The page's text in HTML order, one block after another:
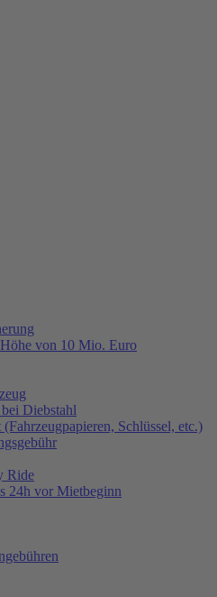
von 10 Mio. Euro
Diebstahl
Schlüssel, etc.)
Ride
24h vor Mietbeginn